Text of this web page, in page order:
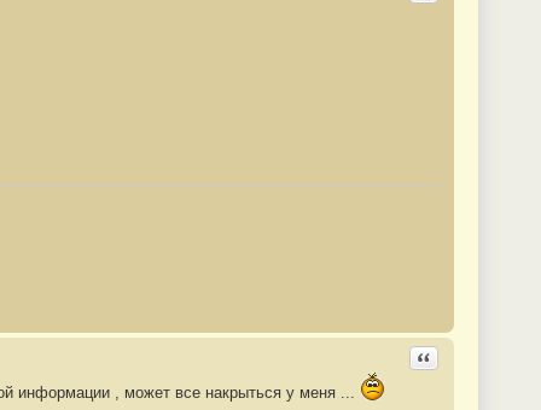
Ответить с
информации , может все накрыться у меня ...